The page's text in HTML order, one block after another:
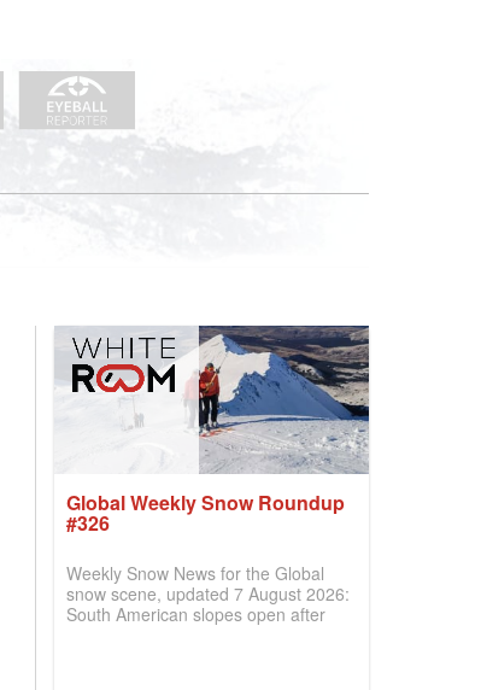
Global Weekly Snow Roundup
#326
Weekly Snow News for the Global
snow scene, updated 7 August 2026:
South American slopes open after